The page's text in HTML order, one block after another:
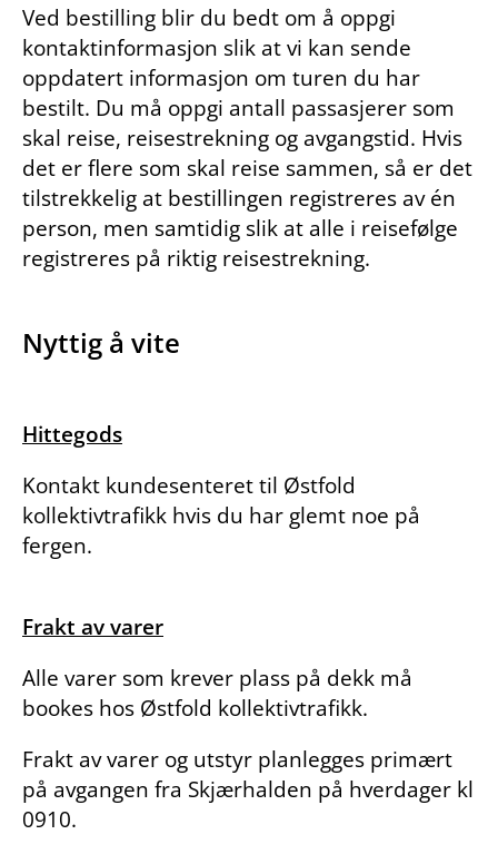
Ved bestilling blir du bedt om å oppgi
kontaktinformasjon slik at vi kan sende
oppdatert informasjon om turen du har
bestilt. Du må oppgi antall passasjerer som
skal reise, reisestrekning og avgangstid. Hvis
det er flere som skal reise sammen, så er det
tilstrekkelig at bestillingen registreres av én
person, men samtidig slik at alle i reisefølge
registreres på riktig reisestrekning.
Nyttig å vite
Hittegods
Kontakt kundesenteret til Østfold
kollektivtrafikk hvis du har glemt noe på
fergen.
Frakt av varer
Alle varer som krever plass på dekk må
bookes hos Østfold kollektivtrafikk.
Frakt av varer og utstyr planlegges primært
på avgangen fra Skjærhalden på hverdager kl
0910.